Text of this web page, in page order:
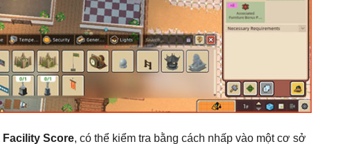
Facility Score, có thể kiểm tra bằng cách nhấp vào một cơ sở